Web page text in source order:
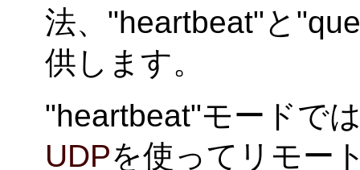
法、"heartbeat"と
供します。
"heartbeat"モードで
UDPを使ってリモー